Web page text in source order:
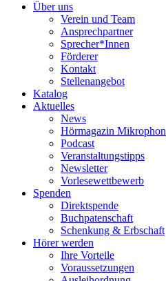
Über uns
Verein und Team
Ansprechpartner
Sprecher*Innen
Förderer
Kontakt
Stellenangebot
Katalog
Aktuelles
News
Hörmagazin Mikrophon
Podcast
Veranstaltungstipps
Newsletter
Vorlesewettbewerb
Spenden
Direktspende
Buchpatenschaft
Schenkung & Erbschaft
Hörer werden
Ihre Vorteile
Voraussetzungen